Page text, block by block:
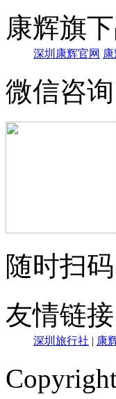
康辉旗
深圳康辉官网
微信咨询
随时扫
友情链接
深圳旅行社 | 康